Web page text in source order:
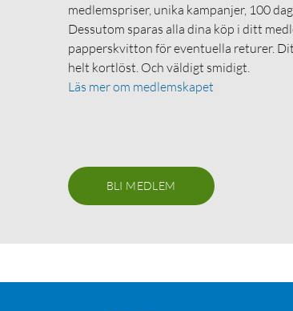
medlemspriser, unika kampanjer, 100
Dessutom sparas alla dina köp i ditt
papperskvitton för eventuella returer.
helt kortlöst. Och väldigt smidigt.
Läs mer om medlemskapet
BLI MEDLEM